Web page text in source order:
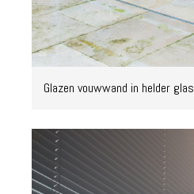
Glazen vouwwand in helder glas